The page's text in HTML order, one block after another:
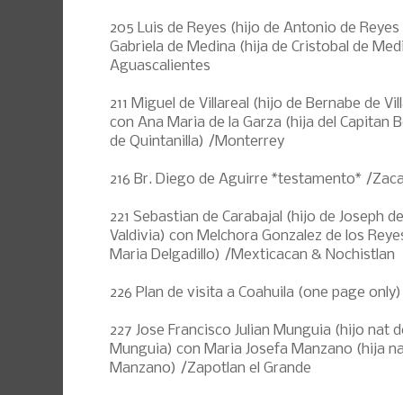
205 Luis de Reyes (hijo de Antonio de
Gabriela de Medina (hija de Cristobal de
Aguascalientes
211 Miguel de Villareal (hijo de Bernabe de
con Ana Maria de la Garza (hija del Capitan
de Quintanilla) /Monterrey
216 Br. Diego de Aguirre *testamento* /
221 Sebastian de Carabajal (hijo de Joseph
Valdivia) con Melchora Gonzalez de los
Maria Delgadillo) /Mexticacan & Nochistlan
226 Plan de visita a Coahuila (one page only)
227 Jose Francisco Julian Munguia (hijo nat
Munguia) con Maria Josefa Manzano (hija
Manzano) /Zapotlan el Grande